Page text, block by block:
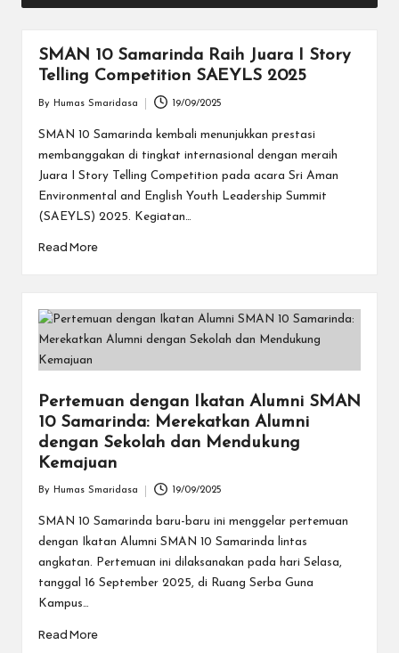
SMAN 10 Samarinda Raih Juara I Story
Telling Competition SAEYLS 2025
by
By Humas Smaridasa 19/09/2025
SMAN 10 Samarinda kembali menunjukkan prestasi
membanggakan di tingkat internasional dengan meraih
Juara I Story Telling Competition pada acara Sri Aman
Environmental and English Youth Leadership Summit
(SAEYLS) 2025. Kegiatan…
Read More
Pertemuan dengan Ikatan Alumni SMAN
10 Samarinda: Merekatkan Alumni
dengan Sekolah dan Mendukung
Kemajuan
by
By Humas Smaridasa 19/09/2025
SMAN 10 Samarinda baru-baru ini menggelar pertemuan
dengan Ikatan Alumni SMAN 10 Samarinda lintas
angkatan. Pertemuan ini dilaksanakan pada hari Selasa,
tanggal 16 September 2025, di Ruang Serba Guna
Kampus…
Read More